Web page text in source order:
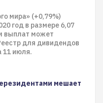
мира» (+0,79%)
год в размере 6,07
выплат может
для дивидендов
11 июля.
мешает